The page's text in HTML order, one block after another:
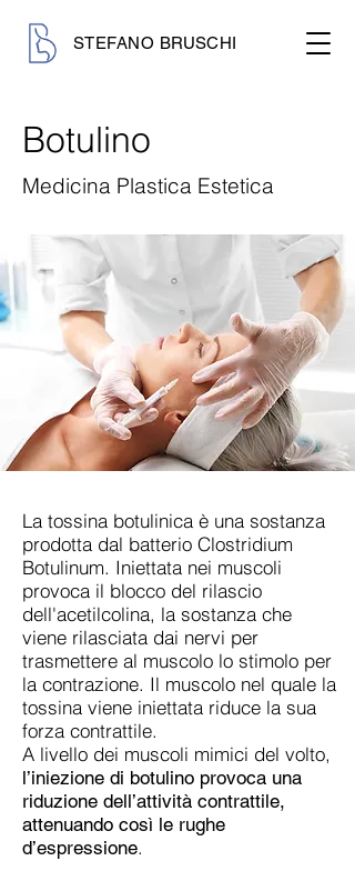
STEFANO BRUSCHI
Botulino
Medicina Plastica Estetica
La tossina botulinica è una sostanza
prodotta dal batterio Clostridium
Botulinum. Iniettata nei muscoli
provoca il blocco del rilascio
dell'acetilcolina, la sostanza che
viene rilasciata dai nervi per
trasmettere al muscolo lo stimolo per
la contrazione. Il muscolo nel quale la
tossina viene iniettata riduce la sua
forza contrattile.
A livello dei muscoli mimici del volto,
l’iniezione di botulino provoca una
riduzione dell’attività contrattile,
attenuando così le rughe
d’espressione.